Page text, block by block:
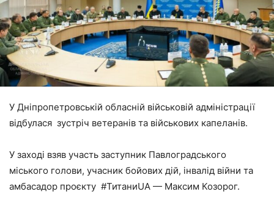
У Дніпропетровській обласній військовій адміністрації
відбулася зустріч ветеранів та військових капеланів.
У заході взяв участь заступник Павлоградського
міського голови, учасник бойових дій, інвалід війни та
амбасадор проєкту #ТитаниUA — Максим Козорог.